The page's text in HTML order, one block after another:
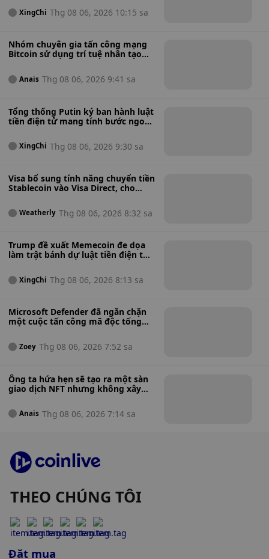
quản trong bối cảnh khủng hoảng
tấn công trí tuệ nhân tạo.
XingChi Thg 08 06, 2026 10:15 sa
Nhóm chuyên gia tấn công mạng
Bitcoin sử dụng trí tuệ nhân tạo
"cực kỳ tồi tệ" sau khi phát hiện
hàng nghìn lỗ hổng phần mềm
Anais Thg 08 06, 2026 9:41 sa
Tổng thống Putin ký ban hành luật
tiền điện tử mang tính bước ngoặt,
được quản lý tại Nga.
XingChi Thg 08 06, 2026 9:30 sa
Visa bổ sung tính năng chuyển tiền
Stablecoin vào Visa Direct, cho
thanh toán xuyên biên giới nhanh
hơn.Weatherly Thg 08 06, 2026 8:32 sa
Trump đề xuất Memecoin đe dọa
làm trật bánh dự luật tiền điện tử
XingChi Thg 08 06, 2026 8:13 sa
Microsoft Defender đã ngăn chặn
một cuộc tấn công mã độc tống
giây — Đây là cách nó đã làm được
điều đó.
Zoey Thg 08 06, 2026 7:52 sa
Ông ta hứa hẹn sẽ tạo ra một sàn
giao dịch NFT nhưng không xây
buộc người sáng lập NFT đã đánh
bạc thua tiền của nhà đầu tư để
Anais Thg 08 06, 2026 7:14 sa
THEO CHÚNG TÔI
Đặt mua